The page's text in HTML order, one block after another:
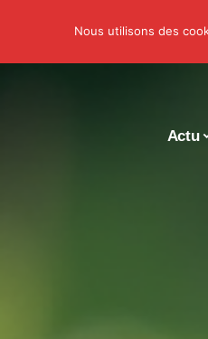
Actu
Nous utilisons des